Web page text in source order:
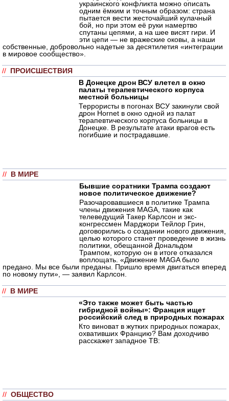
украинского конфликта можно описать
одним ёмким и точным образом: страна
пытается вести жесточайший кулачный
бой, но при этом её руки намертво
спутаны цепями, а на шее висят гири. И
эти цепи — не вражеские оковы, а наши
собственные, добровольно надетые за десятилетия «интеграции
в мировое сообщество».
// ПРОИСШЕСТВИЯ
В Донецке дрон ВСУ влетел в окно
палаты терапевтического корпуса
местной больницы
Террористы в погонах ВСУ закинули свой
дрон Hornet в окно одной из палат
терапевтического корпуса больницы в
Донецке. В результате атаки врагов есть
погибшие и пострадавшие.
// В МИРЕ
Бывшие соратники Трампа создают
новое политическое движение?
Разочаровавшиеся в политике Трампа
члены движения MAGA, такие как
телеведущий Такер Карлсон и экс-
конгрессмен Марджори Тейлор Грин,
договорились о создании нового движения,
целью которого станет проведение в жизнь
политики, обещанной Дональдом
Трампом, которую он в итоге отказался
воплощать. «Движение MAGA было
предано. Мы все были преданы. Пришло время двигаться вперед
по новому пути», — заявил Карлсон.
// В МИРЕ
«Это также может быть частью
гибридной войны»: Франция ищет
российский след в природных пожарах
Кто виноват в жутких природных пожарах,
охвативших Францию? Вам доходчиво
расскажет западное ТВ:
// ОБЩЕСТВО